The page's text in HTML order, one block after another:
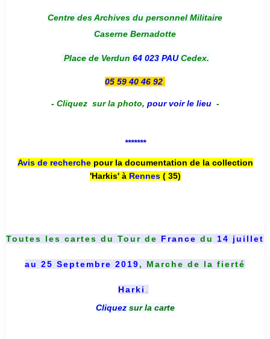
Centre des Archives du personnel Militaire
Caserne Bernadotte
Place de Verdun 64 023 PAUCedex.
05 59 40 46 92
- Cliquez sur la photo, pour voir le lieu -
*******
Avis de recherche pour la documentation de la collection
'Harkis' à Rennes( 35)
Toutes les cartes du Tour de France du 14 juillet
au 25 Septembre 2019, Marche de la fierté
Harki .
Cliquez sur la carte